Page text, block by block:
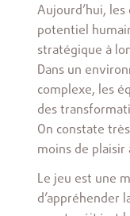
Aujourd’hui,
potentiel
stratégique à
Dans un
complexe, les
des
On constate
moins de
Le jeu est une
d’appréhender